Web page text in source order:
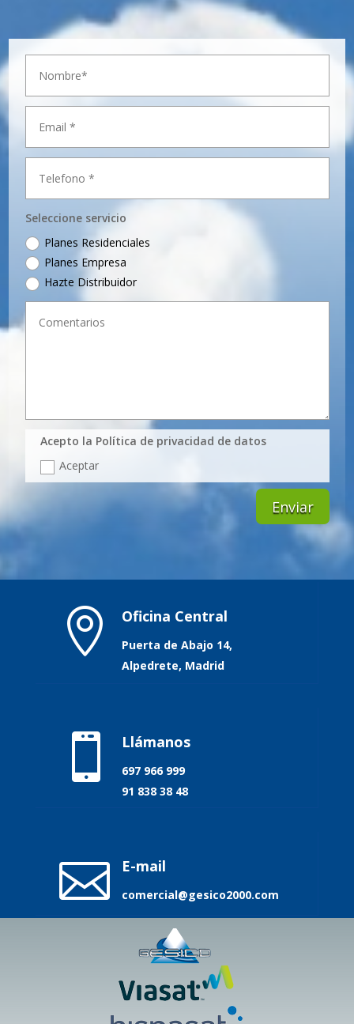
Seleccione servicio
Planes Residenciales
Planes Empresa
Hazte Distribuidor
Acepto la Política de privacidad de datos
Aceptar
Enviar
 Oficina Central
Puerta de Abajo 14,
Alpedrete, Madrid
 Llámanos
697 966 999
91 838 38 48
 E-mail
comercial@gesico2000.com